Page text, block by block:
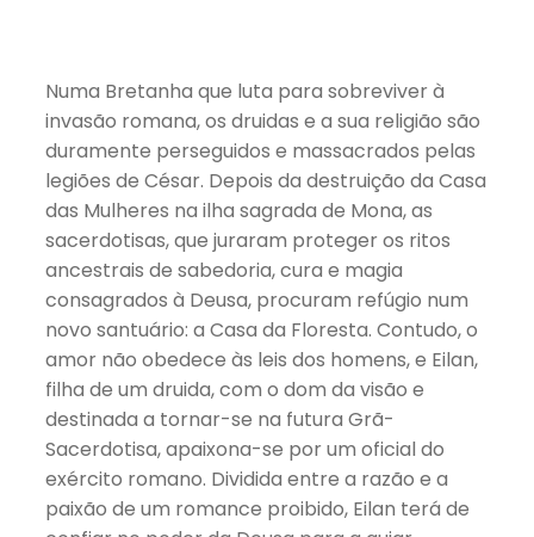
Numa Bretanha que luta para sobreviver à
invasão romana, os druidas e a sua religião são
duramente perseguidos e massacrados pelas
legiões de César. Depois da destruição da Casa
das Mulheres na ilha sagrada de Mona, as
sacerdotisas, que juraram proteger os ritos
ancestrais de sabedoria, cura e magia
consagrados à Deusa, procuram refúgio num
novo santuário: a Casa da Floresta. Contudo, o
amor não obedece às leis dos homens, e Eilan,
filha de um druida, com o dom da visão e
destinada a tornar-se na futura Grã-
Sacerdotisa, apaixona-se por um oficial do
exército romano. Dividida entre a razão e a
paixão de um romance proibido, Eilan terá de